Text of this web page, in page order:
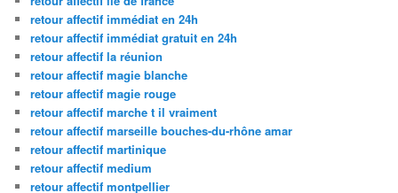
retour affectif immédiat en 24h
retour affectif immédiat gratuit en 24h
retour affectif la réunion
retour affectif magie blanche
retour affectif magie rouge
retour affectif marche t il vraiment
retour affectif marseille bouches-du-rhône amar
retour affectif martinique
retour affectif medium
retour affectif montpellier